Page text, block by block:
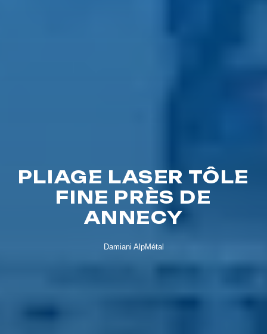
PLIAGE LASER TÔLE
FINE PRÈS DE
ANNECY
Damiani AlpMétal